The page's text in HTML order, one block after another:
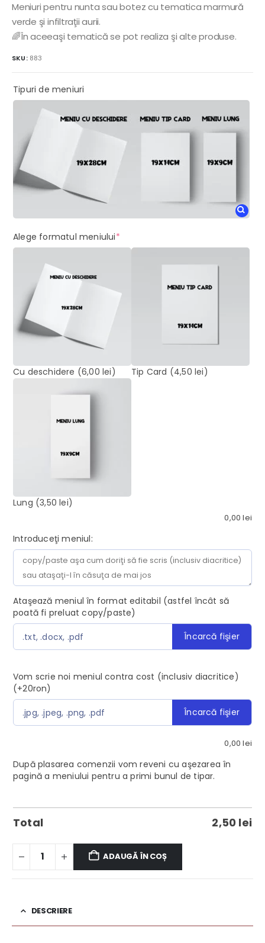
Meniuri pentru nunta sau botez cu tematica marmură
verde şi infiltraţii aurii.
🌈În aceeaşi tematică se pot realiza şi alte produse.
SKU: 883
Tipuri de meniuri
Alege formatul meniului*(required)
Cu deschidere (6,00 lei) Tip Card (4,50 lei)
Lung (3,50 lei)
0,00lei
Introduceţi meniul:
Ataşează meniul în format editabil (astfel încât să
poată fi preluat copy/paste)
.txt, .docx, .pdf Încarcă fişier
Vom scrie noi meniul contra cost (inclusiv diacritice)
(+20ron)
.jpg, .jpeg, .png, .pdf Încarcă fişier
0,00lei
După plasarea comenzii vom reveni cu aşezarea în
pagină a meniului pentru a primi bunul de tipar.
Total 2,50 lei
ADAUGĂ ÎN COȘ
DESCRIERE